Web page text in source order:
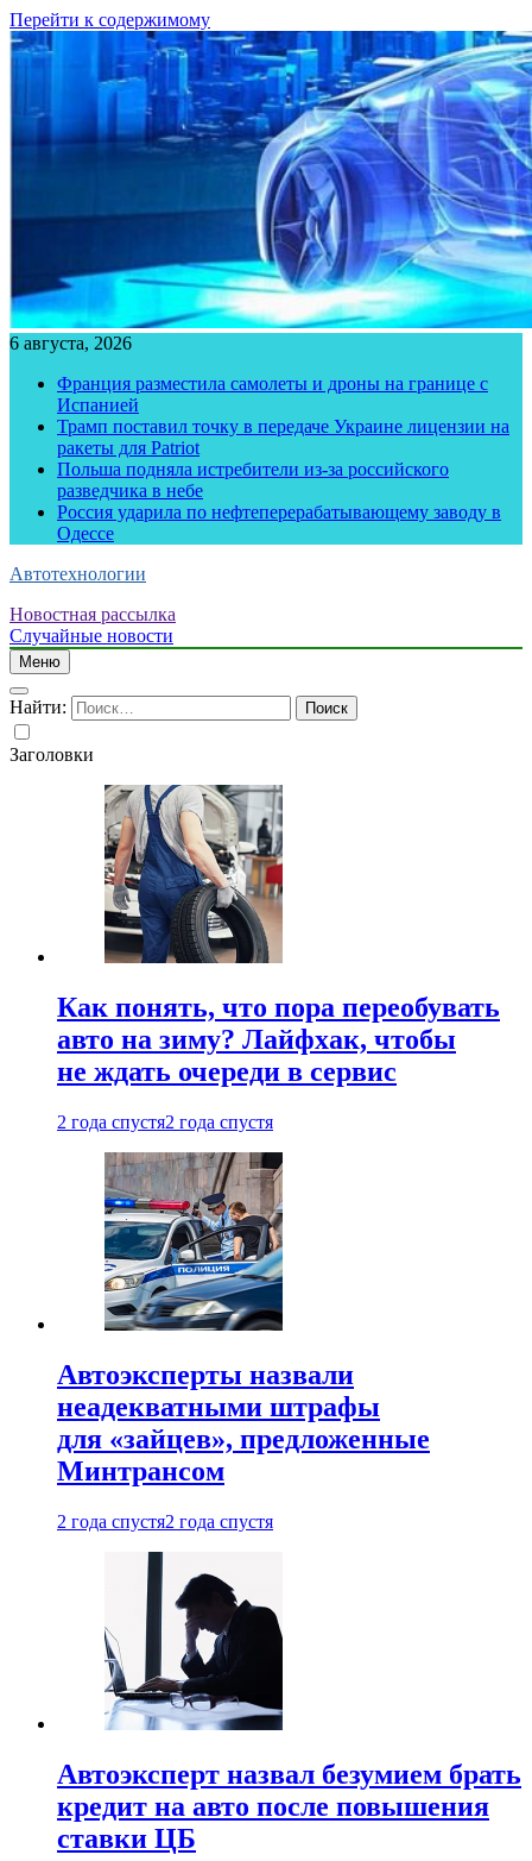
Перейти к содержимому
6 августа, 2026
Франция разместила самолеты и дроны на границе с
Испанией
Трамп поставил точку в передаче Украине лицензии на
ракеты для Patriot
Польша подняла истребители из-за российского
разведчика в небе
Россия ударила по нефтеперерабатывающему заводу в
Одессе
Автотехнологии
Новостная рассылка
Случайные новости
Меню
Найти:
Заголовки
Как понять, что пора переобувать
авто на зиму? Лайфхак, чтобы
не ждать очереди в сервис
2 года спустя2 года спустя
Автоэксперты назвали
неадекватными штрафы
для «зайцев», предложенные
Минтрансом
2 года спустя2 года спустя
Автоэксперт назвал безумием брать
кредит на авто после повышения
ставки ЦБ